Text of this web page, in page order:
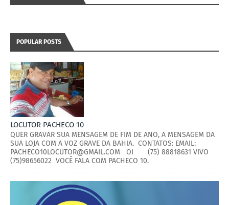
POPULAR POSTS
LOCUTOR PACHECO 10
QUER GRAVAR SUA MENSAGEM DE FIM DE ANO, A MENSAGEM DA
SUA LOJA COM A VOZ GRAVE DA BAHIA. CONTATOS: EMAIL:
PACHECO10LOCUTOR@GMAIL.COM OI (75) 88818631 VIVO
(75)98656022 VOCÊ FALA COM PACHECO 10.